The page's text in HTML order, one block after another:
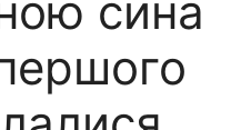
сина